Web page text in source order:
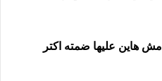
هاين عليها ضمته اكتر